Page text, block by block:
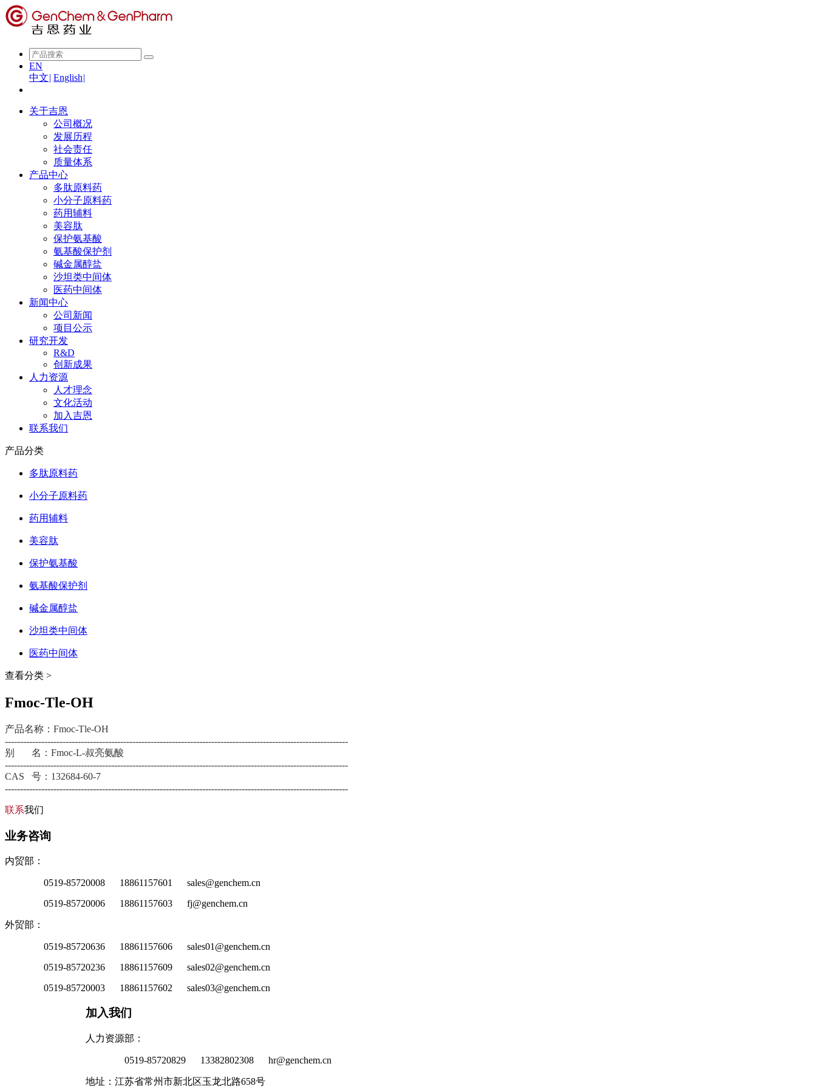
EN
中文| English|
关于吉恩
公司概况
发展历程
社会责任
质量体系
产品中心
多肽原料药
小分子原料药
药用辅料
美容肽
保护氨基酸
氨基酸保护剂
碱金属醇盐
沙坦类中间体
医药中间体
新闻中心
公司新闻
项目公示
研究开发
R&D
创新成果
人力资源
人才理念
文化活动
加入吉恩
联系我们
产品分类
多肽原料药
小分子原料药
药用辅料
美容肽
保护氨基酸
氨基酸保护剂
碱金属醇盐
沙坦类中间体
医药中间体
查看分类 >
Fmoc-Tle-OH
产品名称：Fmoc-Tle-OH
-----------------------------------------------------------------------------------------------------------------
别 名：Fmoc-L-叔亮氨酸
-----------------------------------------------------------------------------------------------------------------
CAS 号：132684-60-7
-----------------------------------------------------------------------------------------------------------------
联系我们
业务咨询
内贸部：
0519-85720008 18861157601 sales@genchem.cn
0519-85720006 18861157603 fj@genchem.cn
外贸部：
0519-85720636 18861157606 sales01@genchem.cn
0519-85720236 18861157609 sales02@genchem.cn
0519-85720003 18861157602 sales03@genchem.cn
加入我们
人力资源部：
0519-85720829 13382802308 hr@genchem.cn
地址：江苏省常州市新北区玉龙北路658号